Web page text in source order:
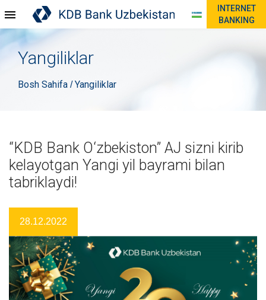
INTERNET
BANKING
Yangiliklar
Bosh Sahifa /Yangiliklar
“KDB Bank O‘zbekiston” AJ sizni kirib
kelayotgan Yangi yil bayrami bilan
tabriklaydi!
28.12.2022